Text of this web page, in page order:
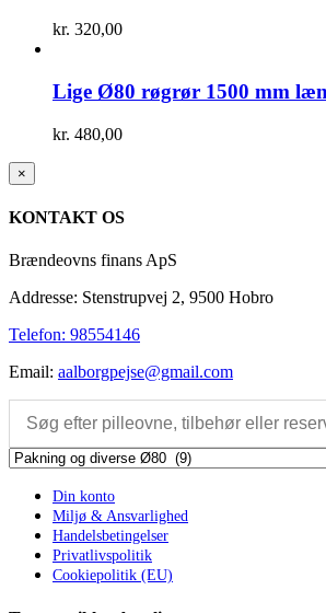
kr. 320,00
Lige Ø80 røgrør 1500 mm
kr. 480,00
Close
product
view
×
KONTAKT OS
Brændeovns finans ApS
Addresse: Stenstrupvej 2, 9500 Hobro
Telefon: 98554146
Email: aalborgpejse@gmail.com
Din konto
Miljø & Ansvarlighed
Handelsbetingelser
Privatlivspolitik
Cookiepolitik (EU)